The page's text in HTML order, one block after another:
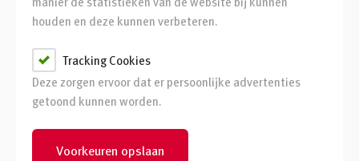
houden en deze kunnen verbeteren.
Tracking Cookies
Deze zorgen ervoor dat er persoonlijke advertenties
getoond kunnen worden.
Voorkeuren opslaan